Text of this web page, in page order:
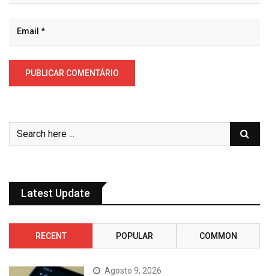
Latest Update
RECENT POPULAR COMMON
Agosto 9, 2026